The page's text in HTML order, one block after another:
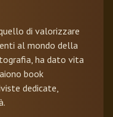
di valorizzare
al mondo della
ha dato vita
book
dedicate,